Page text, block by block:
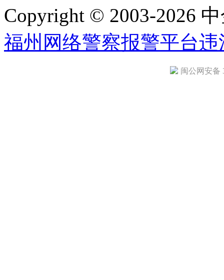
Copyright © 2003-2026
福州网络警察报警平台违
闽公网安备